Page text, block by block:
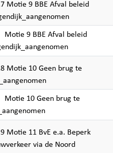
Motie 9 BBE Afval beleid
Motie 9 BBE Afval beleid
Motie 10 Geen brug te
Motie 10 Geen brug te
Motie 11 BvE e.a. Beperk
via de Noord